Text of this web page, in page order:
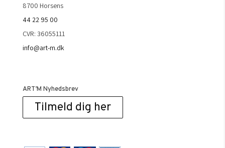
8700 Horsens
44 22 95 00
CVR: 36055111
info@art-m.dk
ART’M Nyhedsbrev
Tilmeld dig her